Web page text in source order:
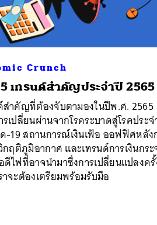
Crunch
เทรนด์สำคัญประจำปี 2565
สำคัญที่ต้องจับตามองในปีพ.ศ. 2565
เปลี่ยนผ่านจากโรคระบาดสู่โรคประ
-19 สถานการณ์เงินเฟ้อ ออฟฟิศหลัง
กฤติภูมิอากาศ และเทรนด์การเงินกร
ไฟที่อาจนำมาซึ่งการเปลี่ยนแปลงค
จะต้องเตรียมพร้อมรับมือ